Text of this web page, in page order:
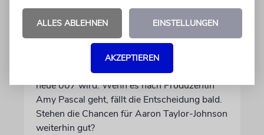
Schwinden die Chancen auf
einen jüdischen James Bond?
Seit Jahren wird darüber spekuliert, wer der
neue 007 wird. Wenn es nach Produzentin
Amy Pascal geht, fällt die Entscheidung bald.
Stehen die Chancen für Aaron Taylor-Johnson
weiterhin gut?
ALLES ABLEHNEN EINSTELLUNGEN
AKZEPTIEREN